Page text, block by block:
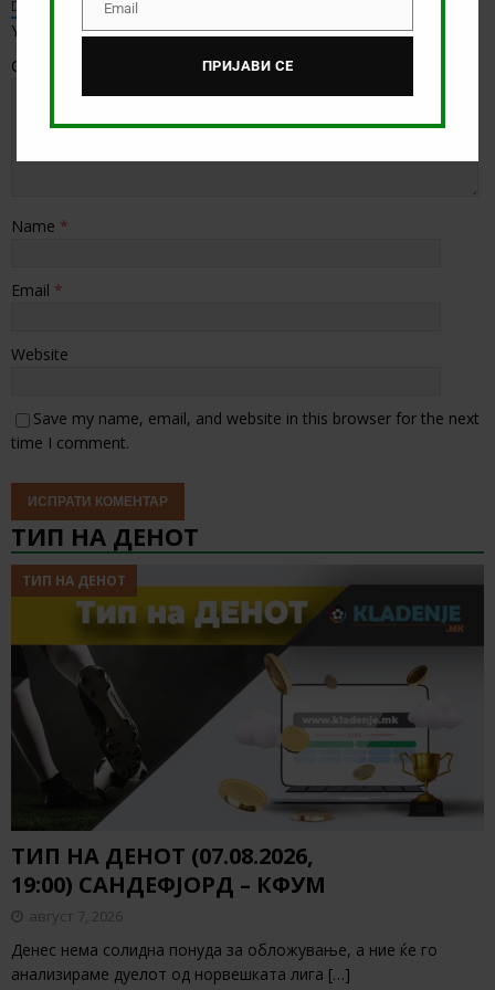
Default Comments (0)
Your email address will not be published.
Comment
Name *
Email *
Website
Save my name, email, and website in this browser for the next
time I comment.
ТИП НА ДЕНОТ
ТИП НА ДЕНОТ
ТИП НА ДЕНОТ (07.08.2026,
19:00) САНДЕФЈОРД – КФУМ
август 7, 2026
Денес нема солидна понуда за обложување, а ние ќе го
анализираме дуелот од норвешката лига […]
EmailEmail
ПРИЈАВИ СЕ